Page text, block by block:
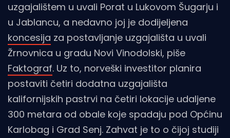
uzgajalištem u uvali Porat u Lukovom Šugarju i
u Jablancu, a nedavno joj je dodijeljena
koncesija za postavljanje uzgajališta u uvali
Žrnovnica u gradu Novi Vinodolski, piše
Faktograf. Uz to, norveški investitor planira
postaviti četiri dodatna uzgajališta
kalifornijskih pastrvi na četiri lokacije udaljene
300 metara od obale koje spadaju pod Općinu
Karlobag i Grad Senj. Zahvat je to o čijoj studiji